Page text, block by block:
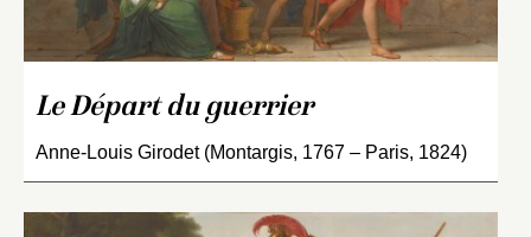
Le Départ du guerrier
Anne-Louis Girodet (Montargis, 1767 – Paris, 1824)